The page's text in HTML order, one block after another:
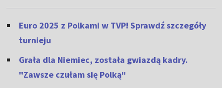
Euro 2025 z Polkami w TVP! Sprawdź szczegóły
turnieju
Grała dla Niemiec, została gwiazdą kadry.
"Zawsze czułam się Polką"